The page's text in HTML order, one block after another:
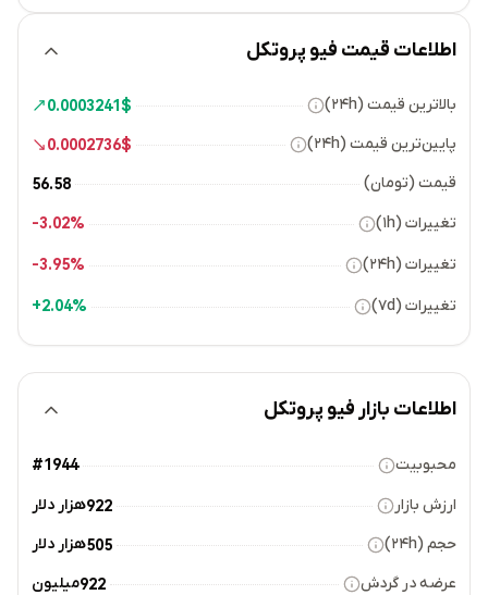
اطلاعات قیمت فیو پروتکل
بالاترین قیمت (۲۴h) $
0.0003241
پایین‌ترین قیمت (۲۴h) $
0.0002736
قیمت (تومان) 56.58
تغییرات (۱h) 3.02%-
تغییرات (۲۴h) 3.95%-
تغییرات (۷d) 2.04%+
اطلاعات بازار فیو پروتکل
محبوبیت #1944
ارزش بازار 922هزار دلار
حجم (۲۴h)
505هزار دلار
عرضه در گردش
922میلیون